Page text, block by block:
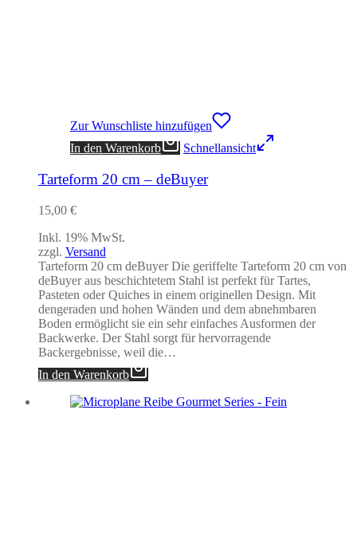
Zur Wunschliste hinzufügen
In den Warenkorb
Schnellansicht
Tarteform 20 cm – deBuyer
15,00 €
Inkl. 19% MwSt.
zzgl. Versand
Tarteform 20 cm deBuyer Die geriffelte Tarteform 20 cm von
deBuyer aus beschichtetem Stahl ist perfekt für Tartes,
Pasteten oder Quiches in einem originellen Design. Mit
dengeraden und hohen Wänden und dem abnehmbaren
Boden ermöglicht sie ein sehr einfaches Ausformen der
Backwerke. Der Stahl sorgt für hervorragende
Backergebnisse, weil die…
In den Warenkorb